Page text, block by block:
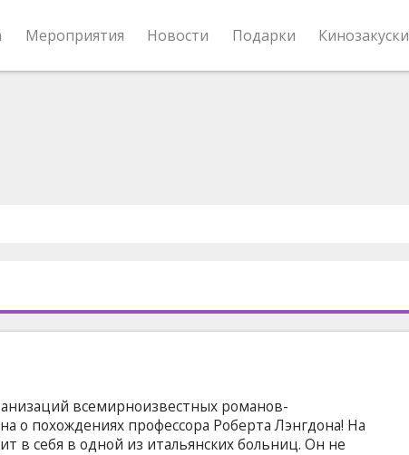
Мероприятия Новости Подарки Кинозакуски
всемирноизвестных романов-
о похождениях профессора Роберта Лэнгдона! На
в себя в одной из итальянских больниц. Он не